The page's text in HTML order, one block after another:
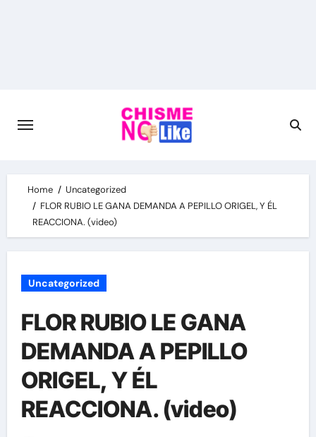
Home
Uncategorized
FLOR RUBIO LE GANA DEMANDA A PEPILLO ORIGEL, Y ÉL
REACCIONA. (video)
Uncategorized
FLOR RUBIO LE GANA
DEMANDA A PEPILLO
ORIGEL, Y ÉL
REACCIONA. (video)